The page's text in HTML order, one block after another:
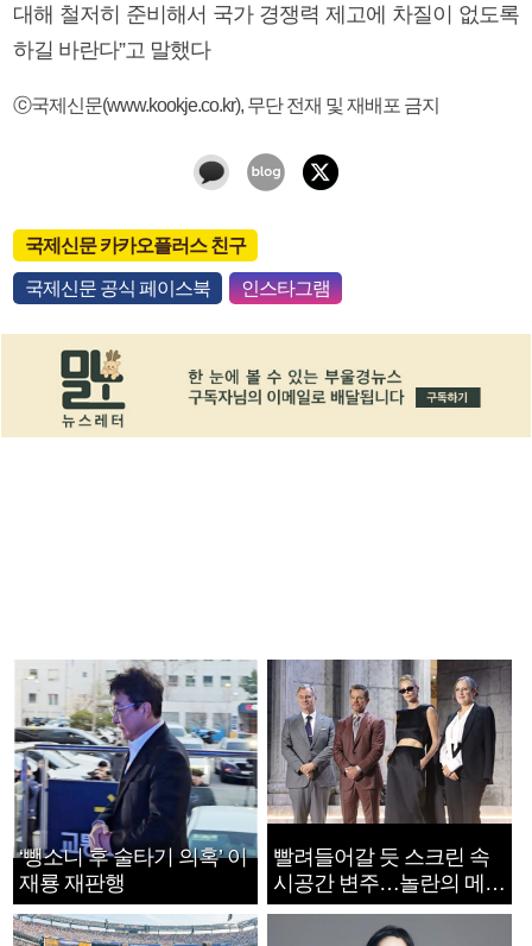
대해 철저히 준비해서 국가 경쟁력 제고에 차질이 없도록
하길 바란다”고 말했다
ⓒ국제신문(www.kookje.co.kr), 무단 전재 및 재배포 금지
국제신문 카카오플러스 친구
국제신문 공식 페이스북 인스타그램
‘뺑소니 후 술타기 의혹’ 이
재룡 재판행
빨려들어갈 듯 스크린 속
시공간 변주…놀란의 메시
지는 ‘전쟁 속죄’